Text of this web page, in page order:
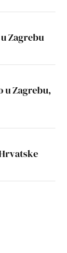
Zagrebu
u Zagrebu,